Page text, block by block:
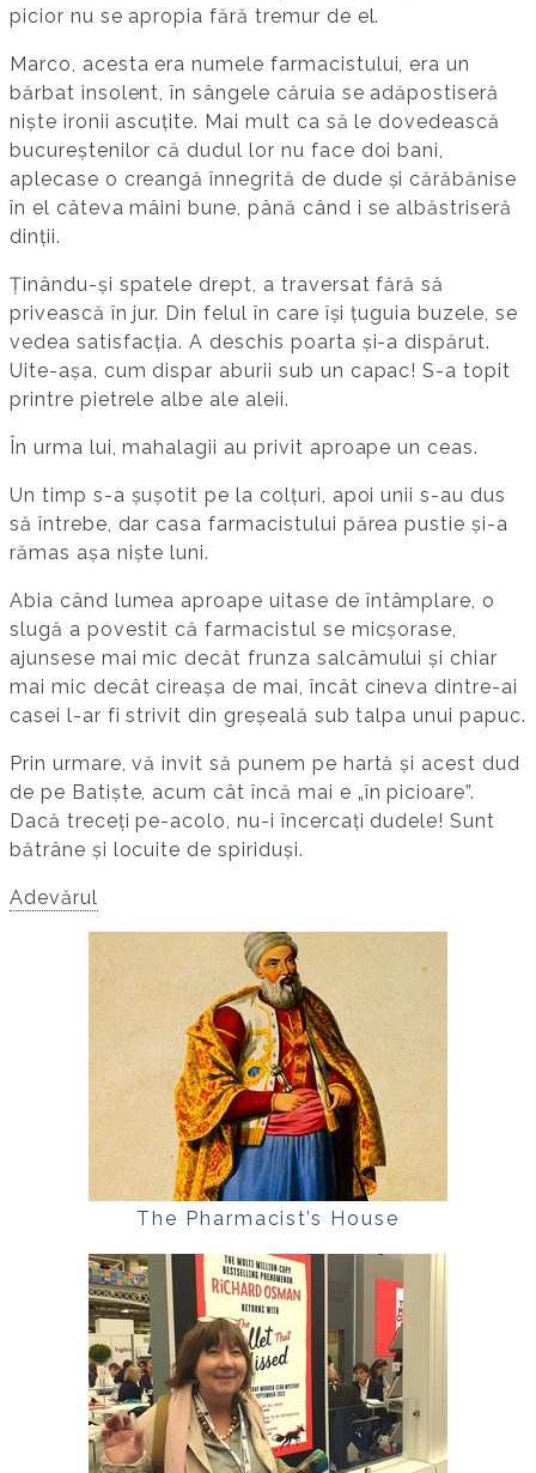
picior nu se apropia fără tremur de el.
Marco, acesta era numele farmacistului, era un
bărbat insolent, în sângele căruia se adăpostiseră
niște ironii ascuțite. Mai mult ca să le dovedească
bucureștenilor că dudul lor nu face doi bani,
aplecase o creangă înnegrită de dude și cărăbănise
în el câteva mâini bune, până când i se albăstriseră
dinții.
Ținându-și spatele drept, a traversat fără să
privească în jur. Din felul în care își țuguia buzele, se
vedea satisfacția. A deschis poarta și-a dispărut.
Uite-așa, cum dispar aburii sub un capac! S-a topit
printre pietrele albe ale aleii.
În urma lui, mahalagii au privit aproape un ceas.
Un timp s-a șușotit pe la colțuri, apoi unii s-au dus
să întrebe, dar casa farmacistului părea pustie și-a
rămas așa niște luni.
Abia când lumea aproape uitase de întâmplare, o
slugă a povestit că farmacistul se micșorase,
ajunsese mai mic decât frunza salcâmului și chiar
mai mic decât cireașa de mai, încât cineva dintre-ai
casei l-ar fi strivit din greșeală sub talpa unui papuc.
Prin urmare, vă invit să punem pe hartă și acest dud
de pe Batiște, acum cât încă mai e „în picioare”.
Dacă treceți pe-acolo, nu-i încercați dudele! Sunt
bătrâne și locuite de spiriduși.
Adevărul
The Pharmacist’s House